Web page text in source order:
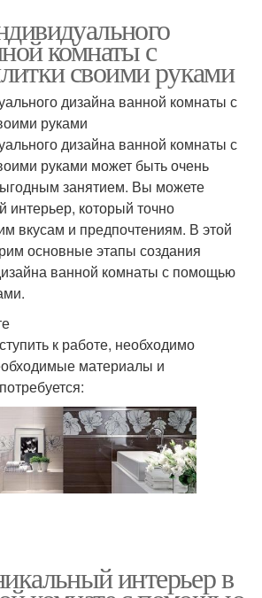
комнаты с
своими руками
дизайна ванной комнаты с
руками
дизайна ванной комнаты с
руками может быть очень
занятием. Вы можете
интерьер, который точно
вкусам и предпочтениям. В этой
основные этапы создания
ванной комнаты с помощью
к работе, необходимо
материалы и
интерьер в